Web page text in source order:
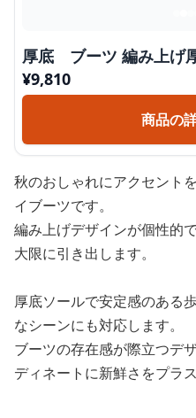
厚底 ブーツ 編み上げ
¥9,810
商品の
秋のおしゃれにアクセント
イブーツです。
編み上げデザインが個性的
大限に引き出します。
厚底ソールで安定感のある
なシーンにも対応します。
ブーツの存在感が際立つデ
ディネートに新鮮さをプラス